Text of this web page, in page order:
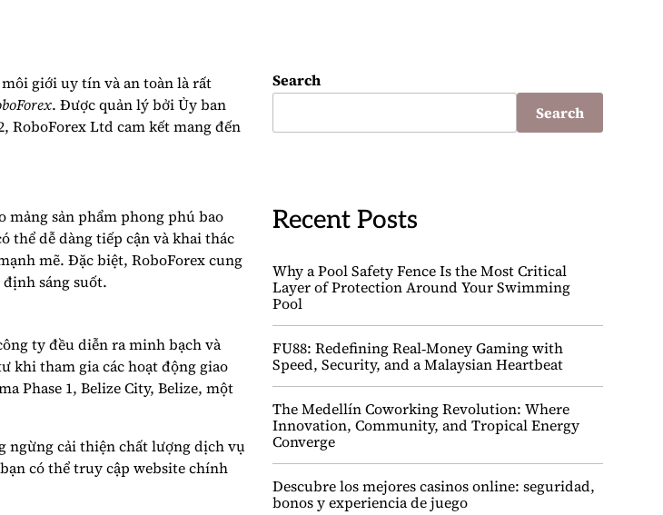
giới uy tín và an toàn là rất
. Được quản lý bởi Ủy ban
RoboForex Ltd cam kết mang đến
sản phẩm phong phú bao
thể dễ dàng tiếp cận và khai thác
mẽ. Đặc biệt, RoboForex cung
sáng suốt.
ty đều diễn ra minh bạch và
khi tham gia các hoạt động giao
Phase 1, Belize City, Belize, một
ngừng cải thiện chất lượng dịch vụ
có thể truy cập website chính
Search
Search
Recent Posts
Why a Pool Safety Fence Is the Most Critical
Layer of Protection Around Your Swimming
Pool
FU88: Redefining Real‑Money Gaming with
Speed, Security, and a Malaysian Heartbeat
The Medellín Coworking Revolution: Where
Innovation, Community, and Tropical Energy
Converge
Descubre los mejores casinos online: seguridad,
bonos y experiencia de juego